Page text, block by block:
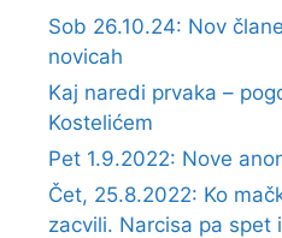
Sob 26.10.24: Nov
novicah
Kaj naredi prvaka –
Kostelićem
Pet 1.9.2022: Nove
Čet, 25.8.2022: Ko
zacvili. Narcisa pa spet